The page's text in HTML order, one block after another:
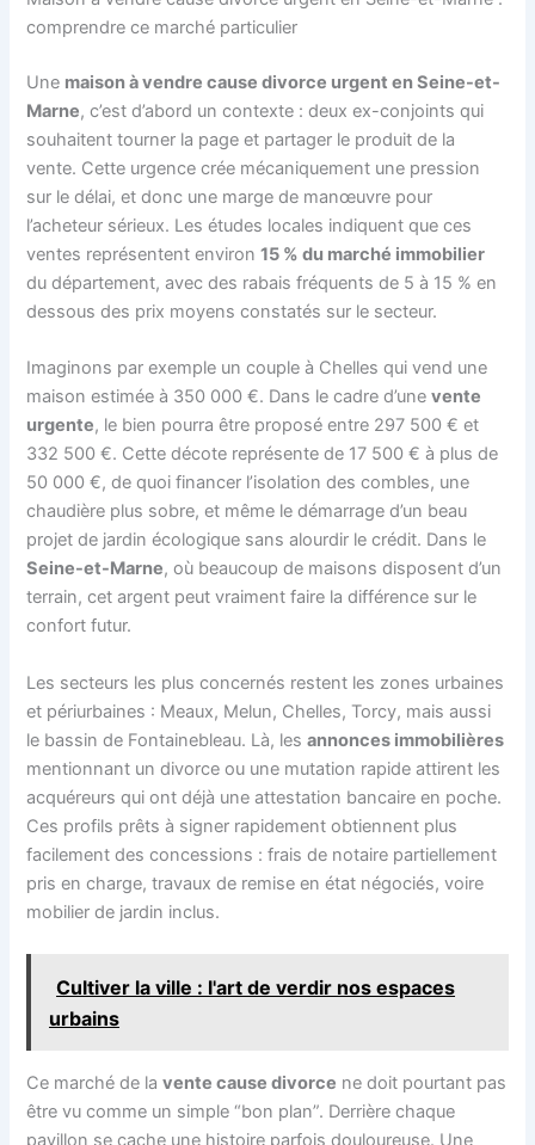
comprendre ce marché particulier
Une maison à vendre cause divorce urgent en Seine-et-
Marne, c’est d’abord un contexte : deux ex-conjoints qui
souhaitent tourner la page et partager le produit de la
vente. Cette urgence crée mécaniquement une pression
sur le délai, et donc une marge de manœuvre pour
l’acheteur sérieux. Les études locales indiquent que ces
ventes représentent environ15 % du marché immobilier
du département, avec des rabais fréquents de 5 à 15 % en
dessous des prix moyens constatés sur le secteur.
Imaginons par exemple un couple à Chelles qui vend une
maison estimée à 350 000 €. Dans le cadre d’unevente
urgente, le bien pourra être proposé entre 297 500 € et
332 500 €. Cette décote représente de 17 500 € à plus de
50 000 €, de quoi financer l’isolation des combles, une
chaudière plus sobre, et même le démarrage d’un beau
projet de jardin écologique sans alourdir le crédit. Dans le
Seine-et-Marne, où beaucoup de maisons disposent d’un
terrain, cet argent peut vraiment faire la différence sur le
confort futur.
Les secteurs les plus concernés restent les zones urbaines
et périurbaines : Meaux, Melun, Chelles, Torcy, mais aussi
le bassin de Fontainebleau. Là, lesannonces immobilières
mentionnant un divorce ou une mutation rapide attirent les
acquéreurs qui ont déjà une attestation bancaire en poche.
Ces profils prêts à signer rapidement obtiennent plus
facilement des concessions : frais de notaire partiellement
pris en charge, travaux de remise en état négociés, voire
mobilier de jardin inclus.
Cultiver la ville : l'art de verdir nos espaces
urbains
Ce marché de lavente cause divorce ne doit pourtant pas
être vu comme un simple “bon plan”. Derrière chaque
pavillon se cache une histoire parfois douloureuse. Une